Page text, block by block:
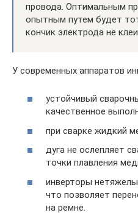
провода. Оптимальным
опытным путем будет
кончик электрода не
У современных аппаратов
устойчивый
качественное
при сварке жидкий
дуга не ослепляет
точки плавления
инверторы
что позволяет
на ремне.